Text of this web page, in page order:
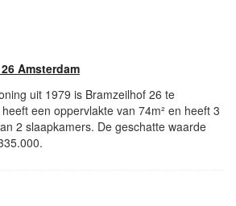
Amsterdam
uit 1979 is Bramzeilhof 26 te
een oppervlakte van 74m² en heeft 3
2 slaapkamers. De geschatte waarde